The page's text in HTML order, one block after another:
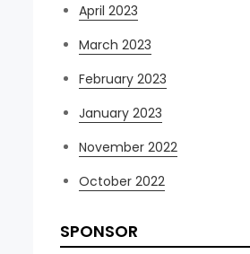
April 2023
March 2023
February 2023
January 2023
November 2022
October 2022
SPONSOR